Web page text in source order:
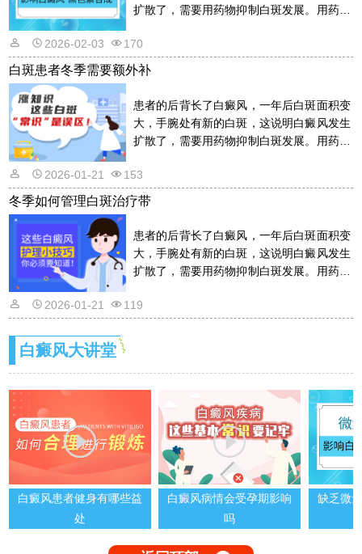
扩散了，需要用药物抑制白斑发展。用药物
其反。详情请看文章介绍内容。
2026-02-03 170
白斑患者冬季需要额外补
患者的后背长了白癜风，一年后白斑面积变
大，手腕处有新的白斑，这说明白癜风发生
扩散了，需要用药物抑制白斑发展。用药物
其反。详情请看文章介绍内容。
2026-01-21 153
冬季如何管理白斑治疗带
患者的后背长了白癜风，一年后白斑面积变
大，手腕处有新的白斑，这说明白癜风发生
扩散了，需要用药物抑制白斑发展。用药物
其反。详情请看文章介绍内容。
2026-01-21 119
白癜风大讲堂
白癜风患者健身有哪些益
处
白癜风病情会受孕期影响
吗
缺乏微